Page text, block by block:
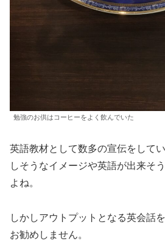
勉強のお供はコーヒーをよく飲んでいた
英語教材として数多の宣伝をして
しそうなイメージや英語が出来そ
よね。
しかしアウトプットとなる英会話
お勧めしません。